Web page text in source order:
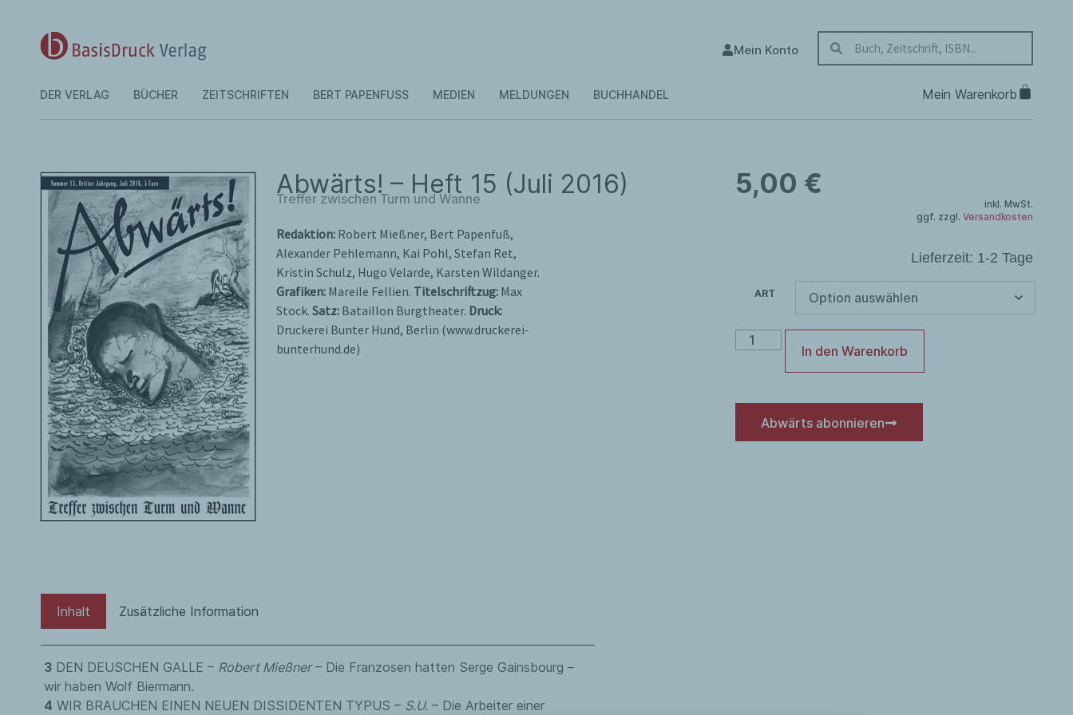
Mein Konto
DER VERLAG BÜCHER ZEITSCHRIFTEN BERT PAPENFUSS MEDIEN MELDUNGEN BUCHHANDEL
Abwärts! – Heft 15 (Juli 2016)
Treffer zwischen Turm und Wanne
Redaktion: Robert Mießner, Bert Papenfuß,
Alexander Pehlemann, Kai Pohl, Stefan Ret,
Kristin Schulz, Hugo Velarde, Karsten Wildanger.
Grafiken: Mareile Fellien. Titelschriftzug: Max
Stock. Satz: Bataillon Burgtheater. Druck:
Druckerei Bunter Hund, Berlin (www.druckerei-
bunterhund.de)
5,00 €
inkl. MwSt.
ggf. zzgl. Versandkosten
Lieferzeit: 1-2 Tage
ART
In den Warenkorb
Abwärts abonnieren
Inhalt Zusätzliche Information
3 DEN DEUSCHEN GALLE – Robert Mießner– Die Franzosen hatten Serge Gainsbourg –
wir haben Wolf Biermann.
4 WIR BRAUCHEN EINEN NEUEN DISSIDENTEN TYPUS – S.U. – Die Arbeiter einer